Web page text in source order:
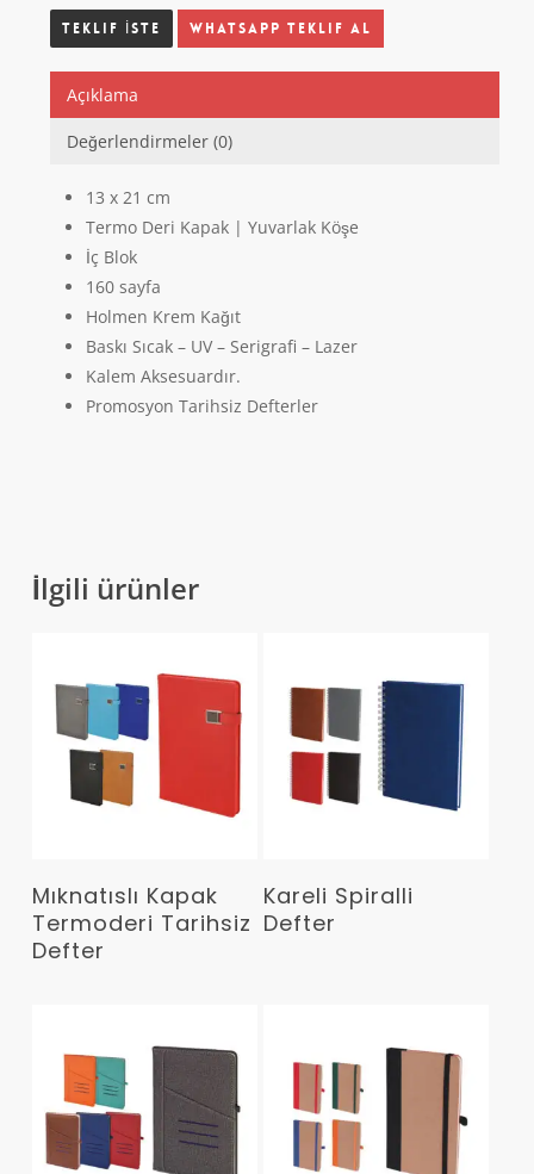
Whatsapp Teklif Al
Açıklama
Değerlendirmeler (0)
13 x 21 cm
Termo Deri Kapak | Yuvarlak Köşe
İç Blok
160 sayfa
Holmen Krem Kağıt
Baskı Sıcak – UV – Serigrafi – Lazer
Kalem Aksesuardır.
Promosyon Tarihsiz Defterler
İlgili ürünler
Devamını Oku
Mıknatıslı Kapak
Termoderi Tarihsiz
Defter
Devamını Oku
Kareli Spiralli
Defter